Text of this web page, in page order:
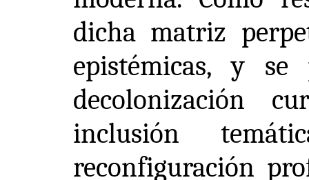
dicha matriz
epistémicas, y se
decolonización
inclusión
reconfiguración